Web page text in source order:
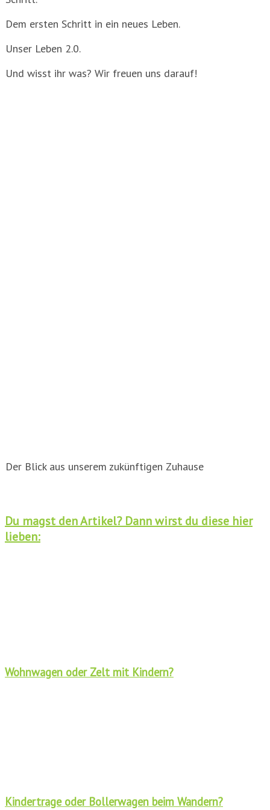
Dem ersten Schritt in ein neues Leben.
Unser Leben 2.0.
Und wisst ihr was? Wir freuen uns darauf!
Der Blick aus unserem zukünftigen Zuhause
Du magst den Artikel? Dann wirst du diese hier
lieben:
Wohnwagen oder Zelt mit Kindern?
Kindertrage oder Bollerwagen beim Wandern?